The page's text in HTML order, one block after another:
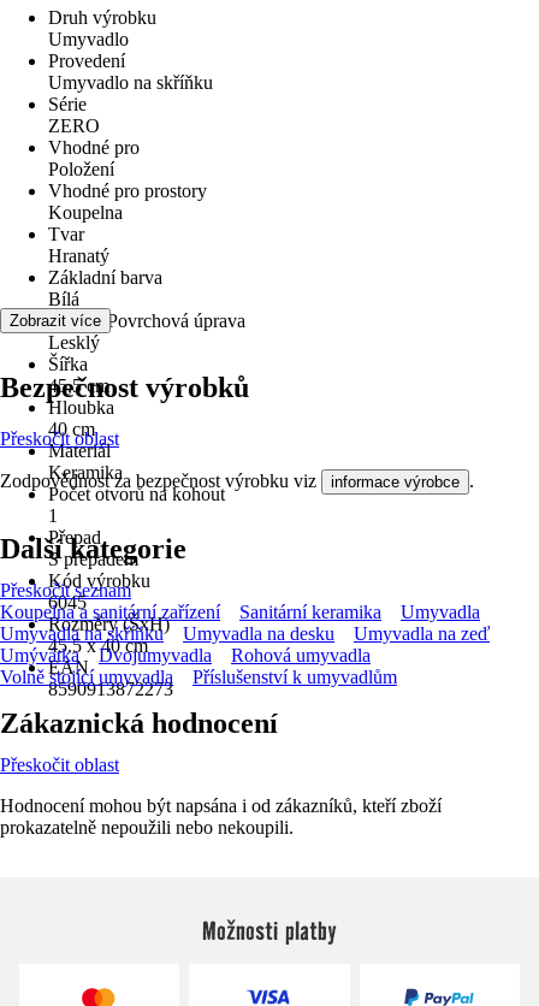
Druh výrobku
Umyvadlo
Provedení
Umyvadlo na skříňku
Série
ZERO
Vhodné pro
Položení
Vhodné pro prostory
Koupelna
Tvar
Hranatý
Základní barva
Bílá
Povrch/Povrchová úprava
Lesklý
Šířka
45,5 cm
Hloubka
40 cm
Materiál
Keramika
Počet otvorů na kohout
1
Přepad
S přepadem
Kód výrobku
6045
Rozměry (ŠxH)
45.5 x 40 cm
EAN
8590913872273
Zobrazit více
Bezpečnost výrobků
Přeskočit oblast
Zodpovědnost za bezpečnost výrobku viz informace výrobce .
Další kategorie
Přeskočit seznam
Koupelna a sanitární zařízení
Sanitární keramika
Umyvadla
Umyvadla na skříňku
Umyvadla na desku
Umyvadla na zeď
Umývátka
Dvojumyvadla
Rohová umyvadla
Volně stojící umyvadla
Příslušenství k umyvadlům
Zákaznická hodnocení
Přeskočit oblast
Hodnocení mohou být napsána i od zákazníků, kteří zboží
prokazatelně nepoužili nebo nekoupili.
Možnosti platby